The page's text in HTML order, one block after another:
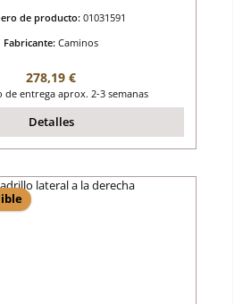
de producto: 01031591
Fabricante: Caminos
Precio normal:
278,19 €
de entrega aprox. 2-3 semanas
Detalles